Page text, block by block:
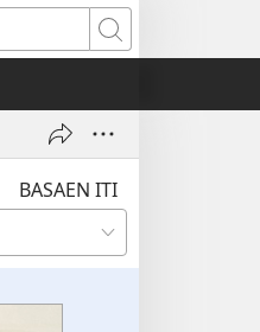
Biroken
BASAEN ITI